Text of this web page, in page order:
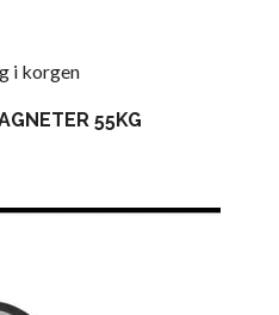
i korgen
55KG